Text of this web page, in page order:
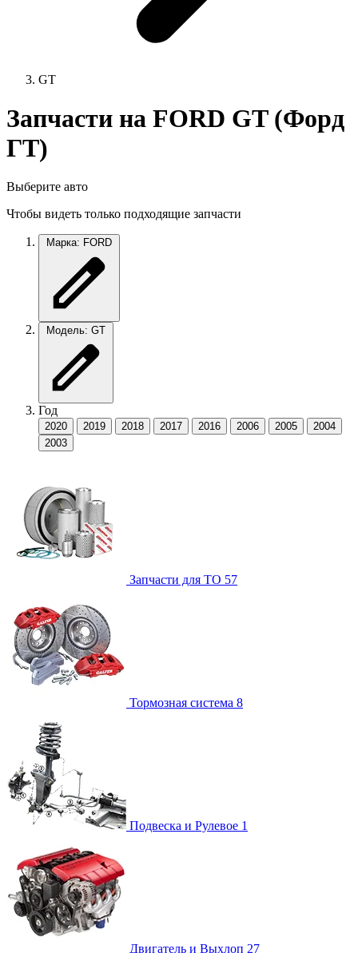
GT
Запчасти на FORD GT (Форд
ГТ)
Выберите авто
Чтобы видеть только подходящие запчасти
Марка: FORD
Модель: GT
Год
2020 2019 2018 2017 2016 2006 2005
2004
2003
Запчасти для ТО 57
Тормозная система 8
Подвеска и Рулевое 1
Двигатель и Выхлоп 27